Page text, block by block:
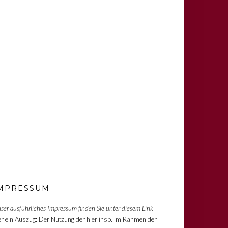
ausführliches Impressum finden Sie unter diesem Link
ein Auszug: Der Nutzung der hier insb. im Rahmen der